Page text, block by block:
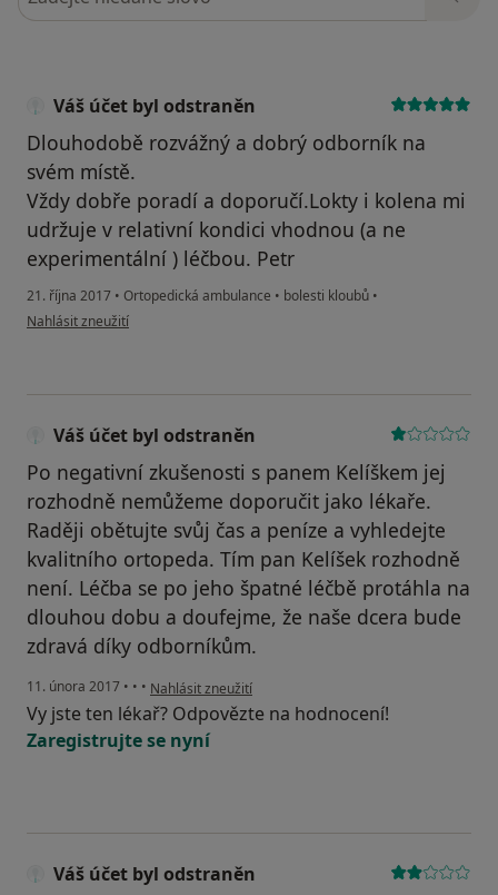
Váš účet byl odstraněn
Dlouhodobě rozvážný a dobrý odborník na
svém místě.
Vždy dobře poradí a doporučí.Lokty i kolena mi
udržuje v relativní kondici vhodnou (a ne
experimentální ) léčbou. Petr
21. října 2017 • Ortopedická ambulance • bolesti kloubů •
podle názoru uživatele Váš účet byl odstraněn
Nahlásit zneužití
Váš účet byl odstraněn
Po negativní zkušenosti s panem Kelíškem jej
rozhodně nemůžeme doporučit jako lékaře.
Raději obětujte svůj čas a peníze a vyhledejte
kvalitního ortopeda. Tím pan Kelíšek rozhodně
není. Léčba se po jeho špatné léčbě protáhla na
dlouhou dobu a doufejme, že naše dcera bude
zdravá díky odborníkům.
11. února 2017 • • • podle názoru uživatele Váš účet byl odstraněn
Nahlásit zneužití
Vy jste ten lékař? Odpovězte na hodnocení!
Zaregistrujte se nyní
Váš účet byl odstraněn